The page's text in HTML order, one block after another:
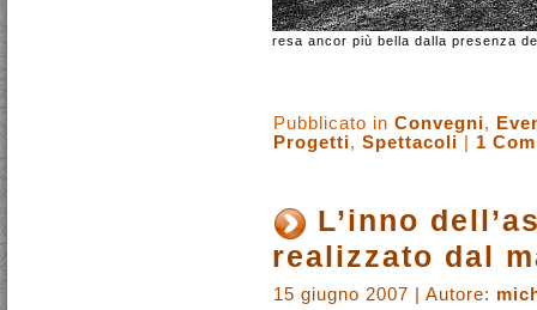
resa ancor più bella dalla presenza
Pubblicato in Convegni,
Progetti, Spettacoli 1
L’inno
realizzato dal
15 giugno 2007 | Autore: